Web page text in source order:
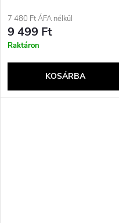
7 480 Ft ÁFA nélkül
9 499 Ft
Raktáron
KOSÁRBA